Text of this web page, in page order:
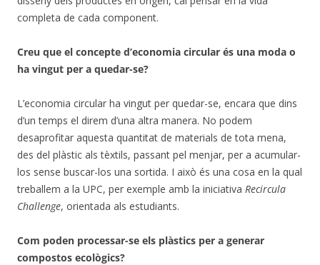
completa de cada component.
Creu que el concepte d’economia circular és una moda o
ha vingut per a quedar-se?
L’economia circular ha vingut per quedar-se, encara que dins
d’un temps el direm d’una altra manera. No podem
desaprofitar aquesta quantitat de materials de tota mena,
des del plàstic als tèxtils, passant pel menjar, per a acumular-
los sense buscar-los una sortida. I això és una cosa en la qual
treballem a la UPC, per exemple amb la iniciativa Recircula
Challenge, orientada als estudiants.
Com poden processar-se els plàstics per a generar
compostos ecològics?